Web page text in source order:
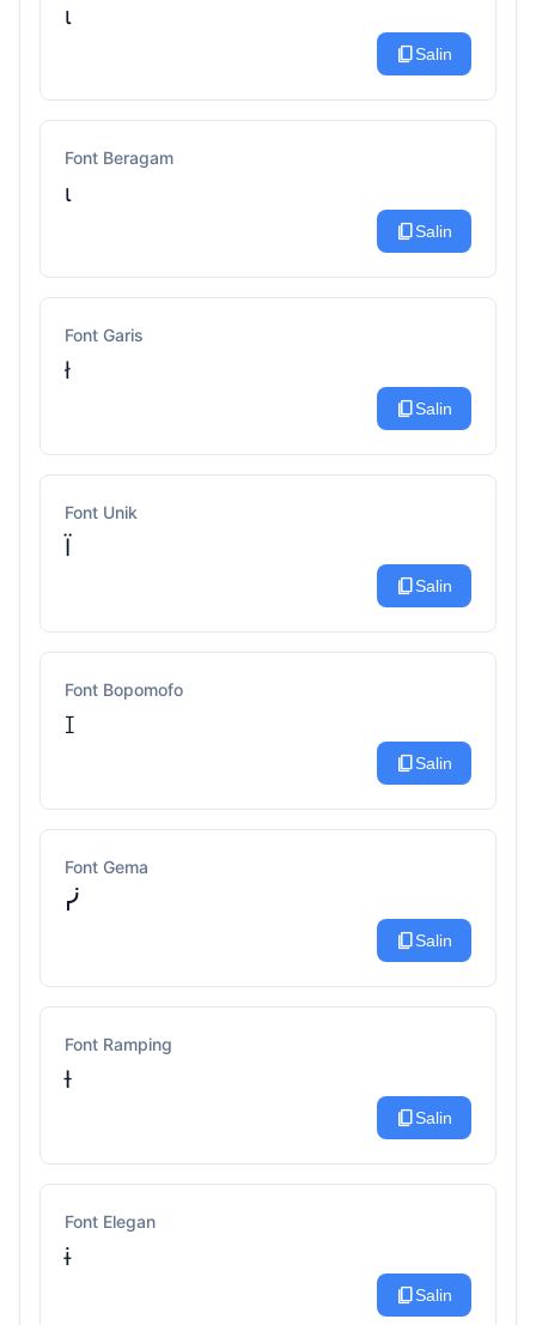
ι
content_copySalin
Font Beragam
ι
content_copySalin
Font Garis
ł
content_copySalin
Font Unik
Ї
content_copySalin
Font Bopomofo
ꀤ
content_copySalin
Font Gema
ᓰ
content_copySalin
Font Ramping
Ɨ
content_copySalin
Font Elegan
ɨ
content_copySalin